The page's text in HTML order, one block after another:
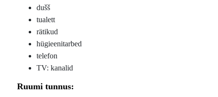
dušš
tualett
rätikud
hügieenitarbed
telefon
TV: kanalid
Ruumi tunnus: